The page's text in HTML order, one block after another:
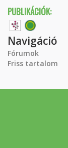
PUBLIKÁCIÓK:
Navigáció
Fórumok
Friss tartalom